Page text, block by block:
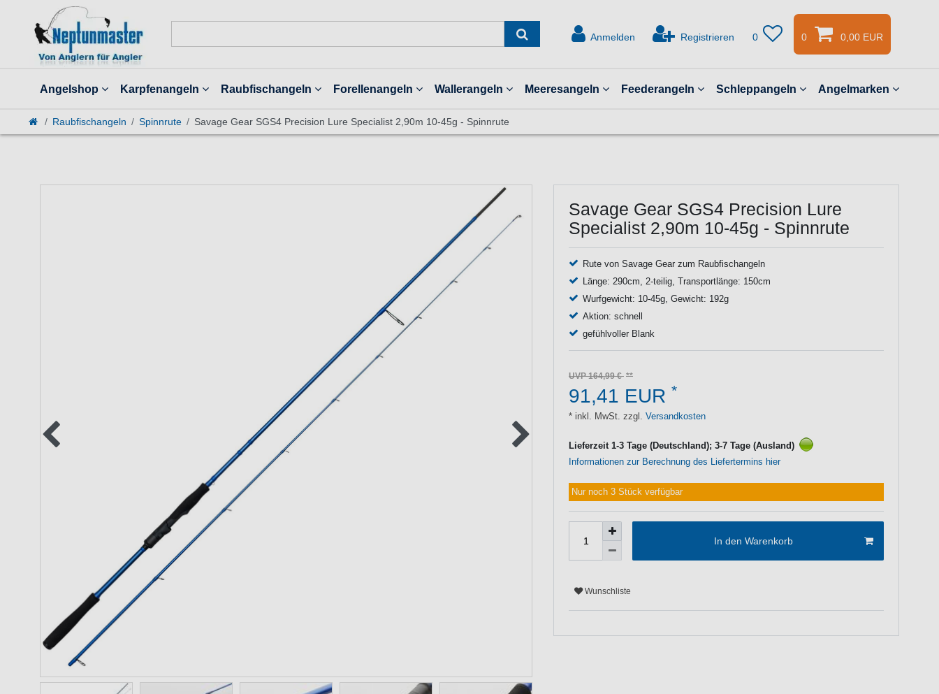
Anmelden Registrieren 0 0 0,00 EUR
Angelshop Karpfenangeln Raubfischangeln Forellenangeln Wallerangeln Meeresangeln Feederangeln Schleppangeln Angelmarken
Raubfischangeln Spinnrute Savage Gear SGS4 Precision Lure Specialist 2,90m 10-45g - Spinnrute
Savage Gear SGS4 Precision Lure
Specialist 2,90m 10-45g - Spinnrute
Rute von Savage Gear zum Raubfischangeln
Länge: 290cm, 2-teilig, Transportlänge: 150cm
Wurfgewicht: 10-45g, Gewicht: 192g
Aktion: schnell
gefühlvoller Blank
UVP 164,99 €
91,41 EUR *
* inkl. MwSt. zzgl. Versandkosten
Lieferzeit 1-3 Tage (Deutschland); 3-7 Tage (Ausland)
Informationen zur Berechnung des Liefertermins hier
Nur noch 3 Stück verfügbar
In den Warenkorb
Wunschliste